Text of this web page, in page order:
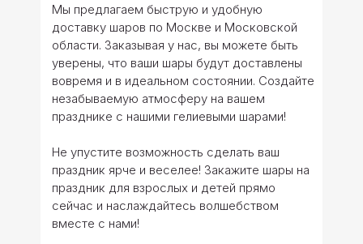
Мы предлагаем быструю и удобную
доставку шаров по Москве и Московской
области. Заказывая у нас, вы можете быть
уверены, что ваши шары будут доставлены
вовремя и в идеальном состоянии. Создайте
незабываемую атмосферу на вашем
празднике с нашими гелиевыми шарами!
Не упустите возможность сделать ваш
праздник ярче и веселее! Закажите шары на
праздник для взрослых и детей прямо
сейчас и наслаждайтесь волшебством
вместе с нами!